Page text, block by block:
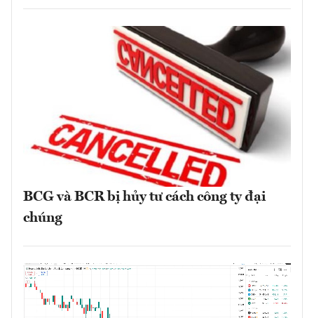
BCG và BCR bị hủy tư cách công ty đại
chúng